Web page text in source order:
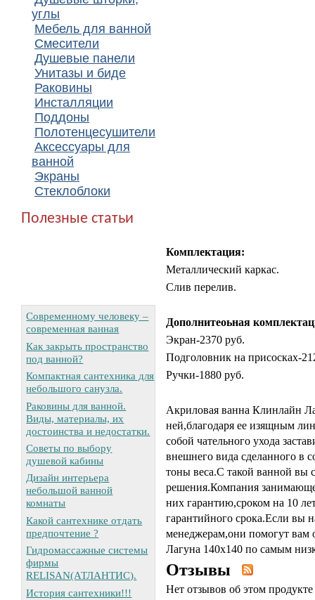
углы
Мебель для ванной
Смесители
Душевые панели
Унитазы и биде
Раковины
Инсталляции
Поддоны
Полотенцесушители
Аксессуары для
ванной
Экраны
Стеклоблоки
Полезные статьи
Современному человеку –
современная ванная
Как закрыть пространство
под ванной?
Компактная сантехника для
небольшого санузла.
Раковины для ванной.
Виды, материалы, их
достоинства и недостатки.
Советы по выбору
душевой кабины
Дизайн интерьера
небольшой ванной
комнаты
Какой сантехнике отдать
предпочтение ?
Гидромассажные системы
фирмы
RELISAN(АТЛАНТИС).
История сантехники!!!
Комплектация:
Металлический каркас.
Слив перелив.
Дополнитеоьная
Экран-2370 руб.
Подголовник на присосках-
Ручки-1880 руб.
Акриловая ванна Клинлайн
ней,благодаря ее изящным
собой чательного ухода
внешнего вида сделанного в
тоны веса.С такой ванной вы
решения.Компания
них гарантию,сроком на 10
гарантийного срока.Если вы
менеджерам,они помогут вам
Лагуна 140х140 по самым
Отзывы
Нет отзывов об этом продукте